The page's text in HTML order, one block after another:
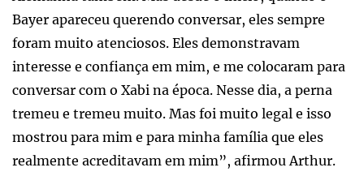
Bayer apareceu querendo conversar, eles sempre
foram muito atenciosos. Eles demonstravam
interesse e confiança em mim, e me colocaram para
conversar com o Xabi na época. Nesse dia, a perna
tremeu e tremeu muito. Mas foi muito legal e isso
mostrou para mim e para minha família que eles
realmente acreditavam em mim”, afirmou Arthur.